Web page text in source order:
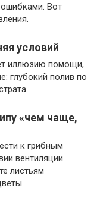
Вот
условий
иллюзию помощи,
глубокий полив по
«чем чаще,
к грибным
вентиляции.
листьям